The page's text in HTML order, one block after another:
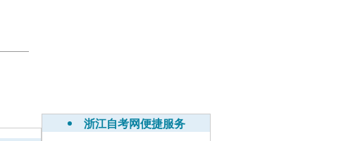
浙江自考网便捷服务